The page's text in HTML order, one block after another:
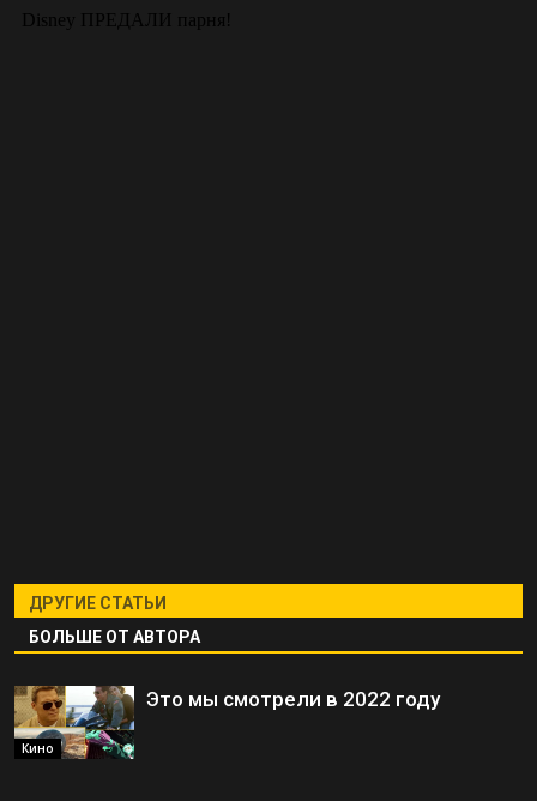
ДРУГИЕ СТАТЬИ
БОЛЬШЕ ОТ АВТОРА
Кино
Это мы смотрели в 2022 году